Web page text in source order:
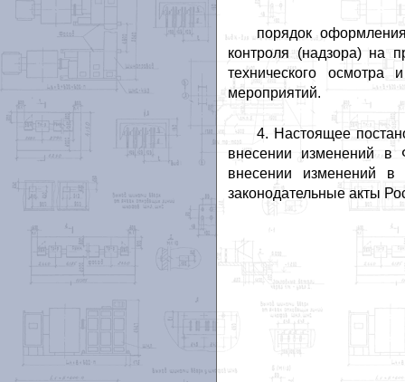
порядок
контроля (надзора) на
технического
мероприятий.
4. Настоящее
внесении изменений в
внесении изменений в
законодательные акты